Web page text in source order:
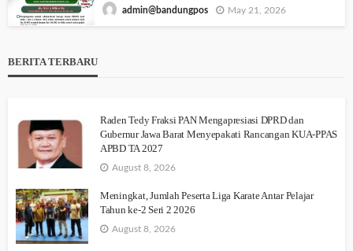
admin@bandungpos May 21, 2026
BERITA TERBARU
Raden Tedy Fraksi PAN Mengapresiasi DPRD dan
Gubernur Jawa Barat Menyepakati Rancangan KUA-PPAS
APBD TA 2027
August 8, 2026
Meningkat, Jumlah Peserta Liga Karate Antar Pelajar
Tahun ke-2 Seri 2 2026
August 8, 2026